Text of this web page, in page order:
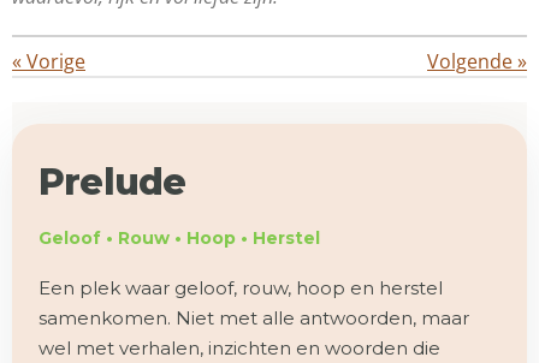
«Vorige Volgende»
Prelude
Geloof • Rouw • Hoop • Herstel
Een plek waar geloof, rouw, hoop en herstel
samenkomen. Niet met alle antwoorden, maar
wel met verhalen, inzichten en woorden die